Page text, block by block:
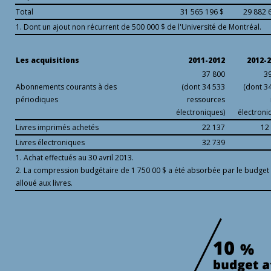
1. Dont un ajout non récurrent de 500 000 $ de l'Université de Montréal.
Total
31 565 196 $ 29 882
Les acquisitions 2011-2012 2012-
1. Achat effectués au 30 avril 2013.
2. La compression budgétaire de 1 750 00 $ a été absorbée par le budget
alloué aux livres.
Abonnements courants à des
périodiques
37 800
(dont 34 533
ressources
électroniques)
(dont
Livres imprimés achetés
22 137
Livres électroniques
32 739